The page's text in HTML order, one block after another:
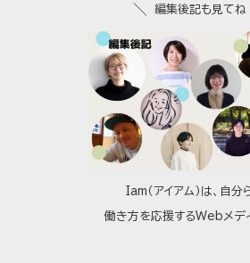
Iam（アイアム）は、自分
働き方を応援するWebメデ
編集後記も見てね